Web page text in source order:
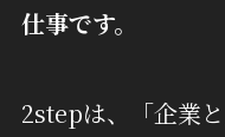
仕事です。
2stepは、「企業